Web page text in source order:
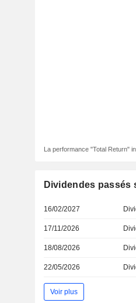
La performance "Total Return"
Dividendes passés
16/02/2027
17/11/2026
18/08/2026
22/05/2026
Voir plus